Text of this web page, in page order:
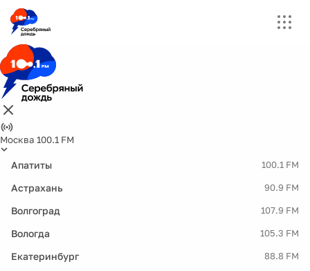
Москва 100.1 FM
Апатиты 100.1 FM
Астрахань 90.9 FM
Волгоград 107.9 FM
Вологда 105.3 FM
Екатеринбург 88.8 FM